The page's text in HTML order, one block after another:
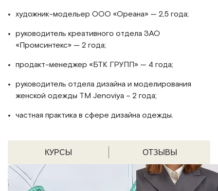
художник-модельер ООО «Ореана» — 2,5 года;
руководитель креативного отдела ЗАО
«Промсинтекс» — 2 года;
продакт-менеджер «БТК ГРУПП» — 4 года;
руководитель отдела дизайна и моделирования
женской одежды ТМ Jenoviya – 2 года;
частная практика в сфере дизайна одежды.
КУРСЫ ОТЗЫВЫ